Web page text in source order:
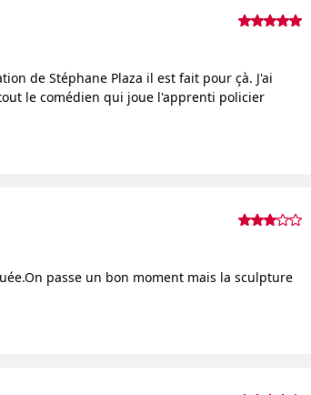
de Stéphane Plaza il est fait pour çà. J'ai
le comédien qui joue l'apprenti policier
passe un bon moment mais la sculpture